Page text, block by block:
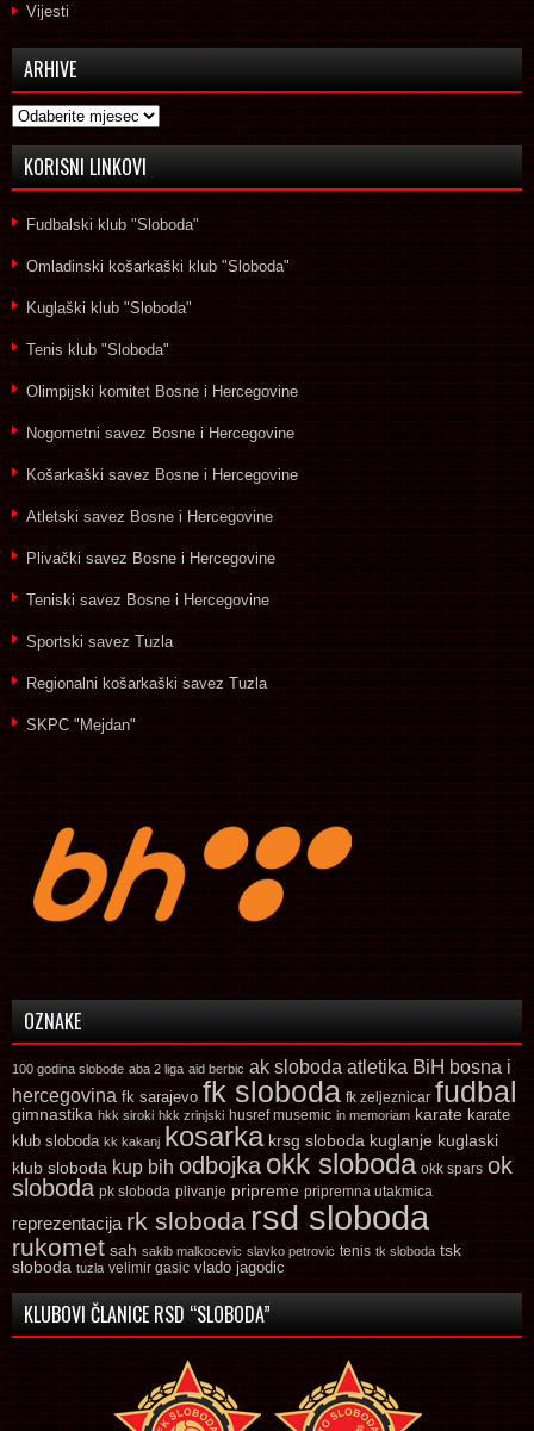
Vijesti
ARHIVE
Arhive
KORISNI LINKOVI
Fudbalski klub "Sloboda"
Omladinski košarkaški klub "Sloboda"
Kuglaški klub "Sloboda"
Tenis klub "Sloboda"
Olimpijski komitet Bosne i Hercegovine
Nogometni savez Bosne i Hercegovine
Košarkaški savez Bosne i Hercegovine
Atletski savez Bosne i Hercegovine
Plivački savez Bosne i Hercegovine
Teniski savez Bosne i Hercegovine
Sportski savez Tuzla
Regionalni košarkaški savez Tuzla
SKPC "Mejdan"
OZNAKE
100 godina slobode aba 2 liga aid berbic ak sloboda atletika BiH bosna i
hercegovina fk sarajevo fk sloboda fk zeljeznicar fudbal
gimnastika hkk siroki hkk zrinjski husref musemic in memoriam karate karate
klub sloboda kk kakanj kosarka krsg sloboda kuglanje kuglaski
klub sloboda kup bih odbojka okk sloboda okk spars ok
sloboda pk sloboda plivanje pripreme pripremna utakmica
reprezentacija rk sloboda rsd sloboda
rukomet sah sakib malkocevic slavko petrovic tenis tk sloboda tsk
sloboda tuzla velimir gasic vlado jagodic
KLUBOVI ČLANICE RSD “SLOBODA”